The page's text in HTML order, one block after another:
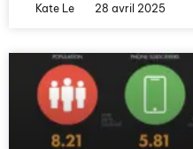
Kate Le 28 avril 2025